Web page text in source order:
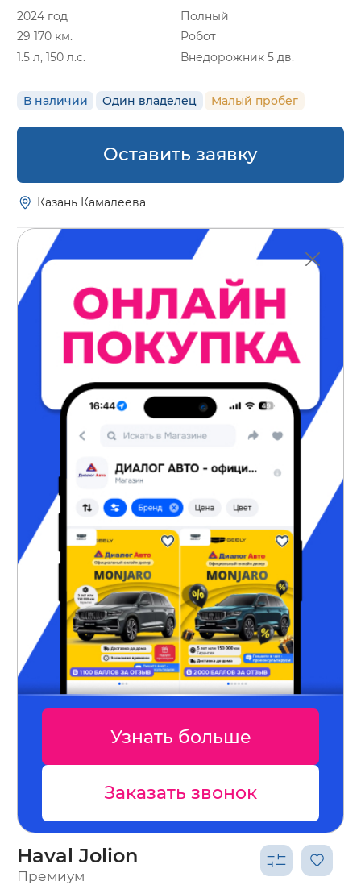
2024 год
Полный
29 170 км.
Робот
1.5 л, 150 л.с.
Внедорожник 5 дв.
В наличии Один владелец Малый пробег
Оставить заявку
Казань Камалеева
Узнать больше
Заказать звонок
Haval Jolion
Премиум